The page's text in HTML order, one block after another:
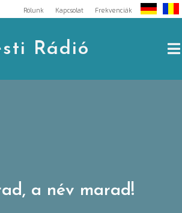
Rólunk Kapcsolat Frekvenciák
Rádió
a név marad!